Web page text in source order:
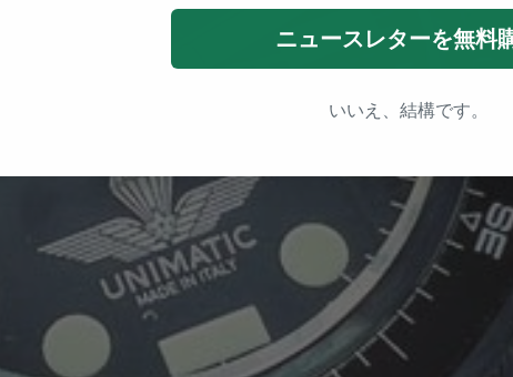
ニュースレターを無料
いいえ、結構です。